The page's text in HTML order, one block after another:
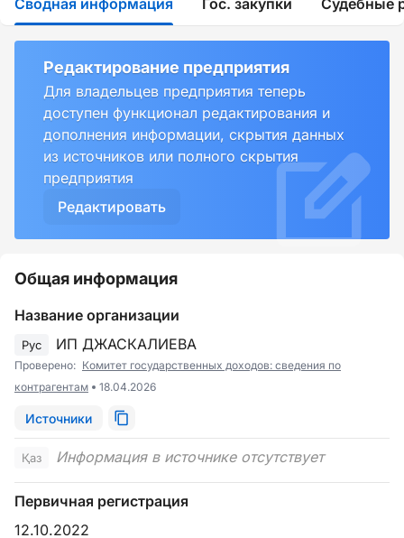
Сводная информация Гос. закупки Судебные
Редактирование предприятия
Для владельцев предприятия теперь
доступен функционал редактирования и
дополнения информации, скрытия данных
из источников или полного скрытия
предприятия
Редактировать
Общая информация
Название организации
Рус ИП ДЖАСКАЛИЕВА
Проверено: Комитет государственных доходов: сведения по
контрагентам
18.04.2026
Источники
Қаз Информация в источнике отсутствует
Первичная регистрация
12.10.2022